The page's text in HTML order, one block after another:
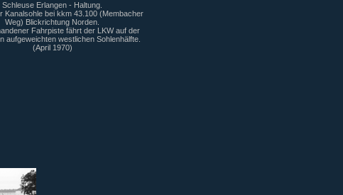
Schleuse Erlangen - Haltung.
Kanalsohle bei kkm 43.100 (Membacher
Weg) Blickrichtung Norden.
Fahrpiste fährt der LKW auf der
aufgeweichten westlichen Sohlenhälfte.
(April 1970)